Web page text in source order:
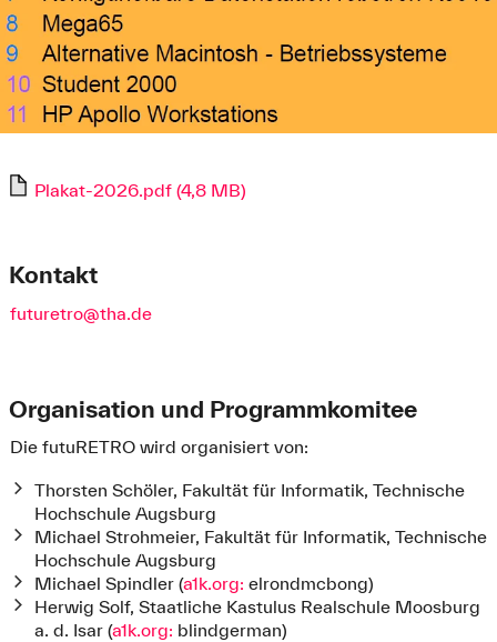
Plakat-2026.pdf (4,8 MB)
Kontakt
futuretro@tha.de
Organisation und Programmkomitee
Die futuRETRO wird organisiert von:
Thorsten Schöler, Fakultät für Informatik, Technische
Hochschule Augsburg
Michael Strohmeier, Fakultät für Informatik, Technische
Hochschule Augsburg
Michael Spindler (a1k.org: elrondmcbong)
Herwig Solf, Staatliche Kastulus Realschule Moosburg
a. d. Isar (a1k.org: blindgerman)